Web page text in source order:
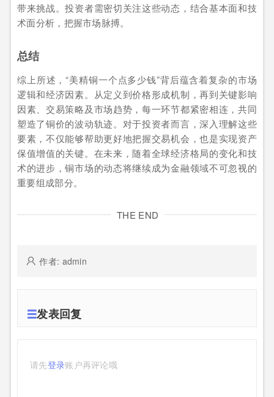
带来挑战。投资者需密切关注这些动态，结合基本面和技
术面分析，把握市场脉搏。
总结
综上所述，“美精铜一个点多少钱”背后蕴含着复杂的市场
逻辑和经济因素。从定义到价格形成机制，再到关键影响
因素、交易策略及市场趋势，每一环节都紧密相连，共同
塑造了铜价的波动轨迹。对于投资者而言，深入理解这些
要素，不仅能够帮助更好地把握交易机会，也是实现资产
保值增值的关键。在未来，随着全球经济格局的变化和技
术的进步，铜市场的动态将继续成为金融领域不可忽视的
重要组成部分。
THE END
作者: admin
发表回复
请先登录账户再评论哦